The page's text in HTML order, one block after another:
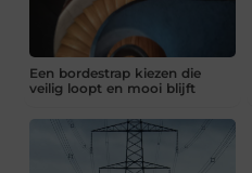
Een bordestrap kiezen die
veilig loopt en mooi blijft